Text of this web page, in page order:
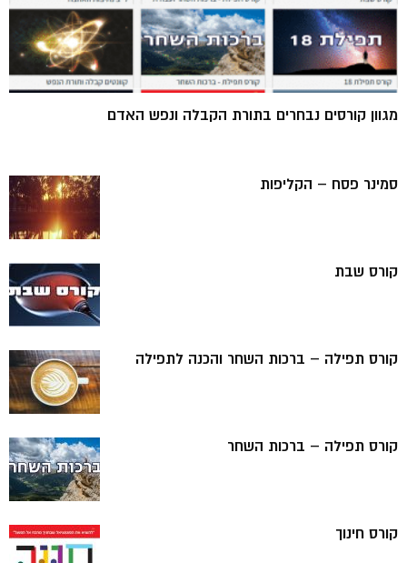
מגוון קורסים נבחרים בתורת הקבלה ונפש האדם
סמינר פסח – הקליפות
קורס שבת
קורס תפילה – ברכות השחר והכנה לתפילה
קורס תפילה – ברכות השחר
קורס חינוך